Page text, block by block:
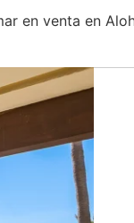
en venta en